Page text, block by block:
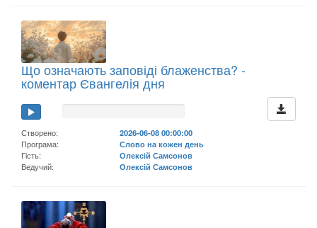
Що означають заповіді блаженства? -
коментар Євангелія дня
Створено:
2026-06-08 00:00:00
Програма:
Слово на кожен день
Гість:
Олексій Самсонов
Ведучий:
Олексій Самсонов